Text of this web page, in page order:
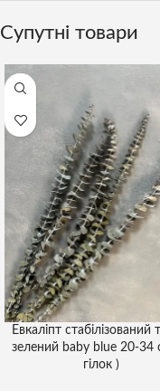
Супутні товари
Евкаліпт стабілізований
зелений baby blue 20-34
гілок )